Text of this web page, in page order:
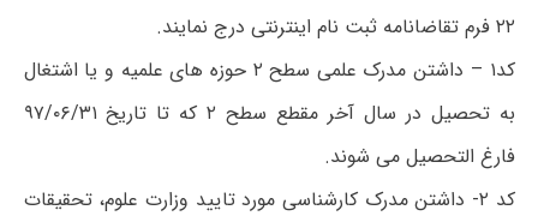
۲۲ فرم تقاضانامه ثبت نام اینترنتی درج نمایند.
کد۱ – داشتن مدرک علمی سطح ۲ حوزه های علمیه و یا اشتغال
به تحصیل در سال آخر مقطع سطح ۲ که تا تاریخ ۹۷/۰۶/۳۱
فارغ التحصیل می شوند.
کد ۲- داشتن مدرک کارشناسی مورد تایید وزارت علوم، تحقیقات